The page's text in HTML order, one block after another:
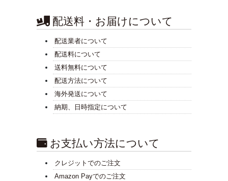
配送料・お届けについて
配送業者について
配送料について
送料無料について
配送方法について
海外発送について
納期、日時指定について
お支払い方法について
クレジットでのご注文
Amazon Payでのご注文